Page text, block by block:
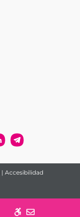
| Accesibilidad